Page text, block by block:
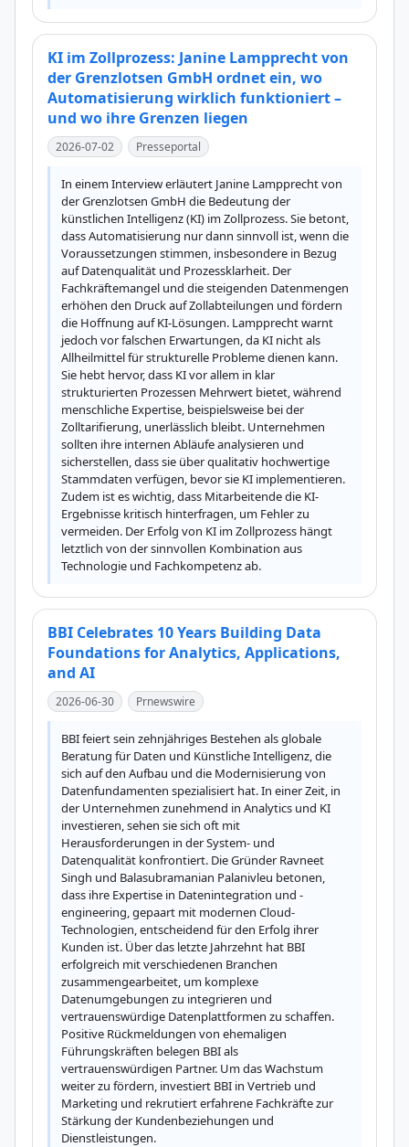
KI im Zollprozess: Janine Lampprecht von
der Grenzlotsen GmbH ordnet ein, wo
Automatisierung wirklich funktioniert –
und wo ihre Grenzen liegen
2026-07-02 Presseportal
In einem Interview erläutert Janine Lampprecht von
der Grenzlotsen GmbH die Bedeutung der
künstlichen Intelligenz (KI) im Zollprozess. Sie betont,
dass Automatisierung nur dann sinnvoll ist, wenn die
Voraussetzungen stimmen, insbesondere in Bezug
auf Datenqualität und Prozessklarheit. Der
Fachkräftemangel und die steigenden Datenmengen
erhöhen den Druck auf Zollabteilungen und fördern
die Hoffnung auf KI-Lösungen. Lampprecht warnt
jedoch vor falschen Erwartungen, da KI nicht als
Allheilmittel für strukturelle Probleme dienen kann.
Sie hebt hervor, dass KI vor allem in klar
strukturierten Prozessen Mehrwert bietet, während
menschliche Expertise, beispielsweise bei der
Zolltarifierung, unerlässlich bleibt. Unternehmen
sollten ihre internen Abläufe analysieren und
sicherstellen, dass sie über qualitativ hochwertige
Stammdaten verfügen, bevor sie KI implementieren.
Zudem ist es wichtig, dass Mitarbeitende die KI-
Ergebnisse kritisch hinterfragen, um Fehler zu
vermeiden. Der Erfolg von KI im Zollprozess hängt
letztlich von der sinnvollen Kombination aus
Technologie und Fachkompetenz ab.
BBI Celebrates 10 Years Building Data
Foundations for Analytics, Applications,
and AI
2026-06-30 Prnewswire
BBI feiert sein zehnjähriges Bestehen als globale
Beratung für Daten und Künstliche Intelligenz, die
sich auf den Aufbau und die Modernisierung von
Datenfundamenten spezialisiert hat. In einer Zeit, in
der Unternehmen zunehmend in Analytics und KI
investieren, sehen sie sich oft mit
Herausforderungen in der System- und
Datenqualität konfrontiert. Die Gründer Ravneet
Singh und Balasubramanian Palanivleu betonen,
dass ihre Expertise in Datenintegration und -
engineering, gepaart mit modernen Cloud-
Technologien, entscheidend für den Erfolg ihrer
Kunden ist. Über das letzte Jahrzehnt hat BBI
erfolgreich mit verschiedenen Branchen
zusammengearbeitet, um komplexe
Datenumgebungen zu integrieren und
vertrauenswürdige Datenplattformen zu schaffen.
Positive Rückmeldungen von ehemaligen
Führungskräften belegen BBI als
vertrauenswürdigen Partner. Um das Wachstum
weiter zu fördern, investiert BBI in Vertrieb und
Marketing und rekrutiert erfahrene Fachkräfte zur
Stärkung der Kundenbeziehungen und
Dienstleistungen.